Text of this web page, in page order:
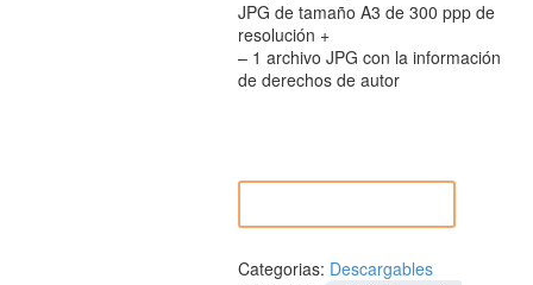
JPG de tamaño A3 de 300 ppp de
resolución +
– 1 archivo JPG con la información
de derechos de autor
Digitales
DE
|Categorias: Descargables